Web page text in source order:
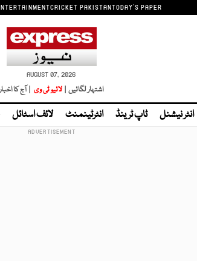
CRICKET PAKISTANTODAY'S PAPER
AUGUST 07, 2026
اشتہار لگائیں | لائیو ٹی وی | آج کا اخبار
انٹر نیشنل ٹاپ ٹرینڈ انٹرٹینمنٹ لائف اسٹائل